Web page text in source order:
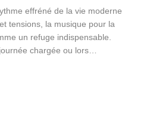
effréné de la vie moderne
tensions, la musique pour la
un refuge indispensable.
chargée ou lors…